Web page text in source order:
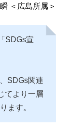
＜広島所属＞
SDGs宣
SDGs関連
てより一層
ます。